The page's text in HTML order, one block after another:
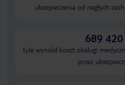
ubezpieczenia od nagłych
689 420
tyle wyniósł koszt obsługi
przez